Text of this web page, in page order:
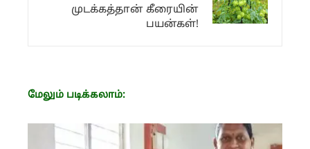
முடக்கத்தான் கீரையின்
பயன்கள்!
மேலும் படிக்கலாம்: